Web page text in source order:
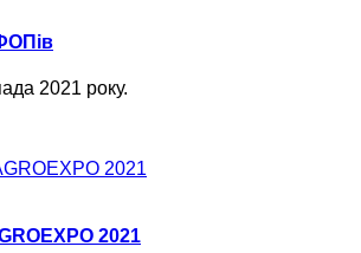
2021 року.
2021